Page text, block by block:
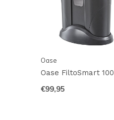
Oase
Oase FiltoSmart 100
€99,95